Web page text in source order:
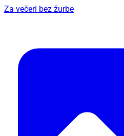
Za večeri bez žurbe